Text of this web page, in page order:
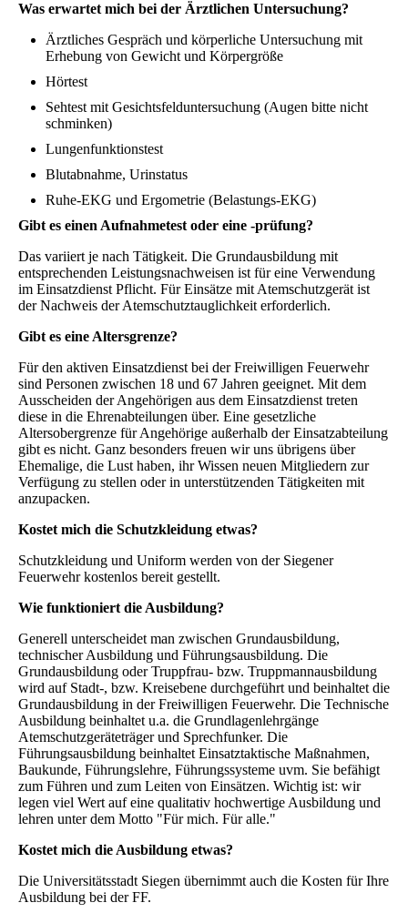
Was erwartet mich bei der Ärztlichen Untersuchung?
Ärztliches Gespräch und körperliche Untersuchung mit
Erhebung von Gewicht und Körpergröße
Hörtest
Sehtest mit Gesichtsfelduntersuchung (Augen bitte nicht
schminken)
Lungenfunktionstest
Blutabnahme, Urinstatus
Ruhe-EKG und Ergometrie (Belastungs-EKG)
Gibt es einen Aufnahmetest oder eine -prüfung?
Das variiert je nach Tätigkeit. Die Grundausbildung mit
entsprechenden Leistungsnachweisen ist für eine Verwendung
im Einsatzdienst Pflicht. Für Einsätze mit Atemschutzgerät ist
der Nachweis der Atemschutztauglichkeit erforderlich.
Gibt es eine Altersgrenze?
Für den aktiven Einsatzdienst bei der Freiwilligen Feuerwehr
sind Personen zwischen 18 und 67 Jahren geeignet. Mit dem
Ausscheiden der Angehörigen aus dem Einsatzdienst treten
diese in die Ehrenabteilungen über. Eine gesetzliche
Altersobergrenze für Angehörige außerhalb der Einsatzabteilung
gibt es nicht. Ganz besonders freuen wir uns übrigens über
Ehemalige, die Lust haben, ihr Wissen neuen Mitgliedern zur
Verfügung zu stellen oder in unterstützenden Tätigkeiten mit
anzupacken.
Kostet mich die Schutzkleidung etwas?
Schutzkleidung und Uniform werden von der Siegener
Feuerwehr kostenlos bereit gestellt.
Wie funktioniert die Ausbildung?
Generell unterscheidet man zwischen Grundausbildung,
technischer Ausbildung und Führungsausbildung. Die
Grundausbildung oder Truppfrau- bzw. Truppmannausbildung
wird auf Stadt-, bzw. Kreisebene durchgeführt und beinhaltet die
Grundausbildung in der Freiwilligen Feuerwehr. Die Technische
Ausbildung beinhaltet u.a. die Grundlagenlehrgänge
Atemschutzgeräteträger und Sprechfunker. Die
Führungsausbildung beinhaltet Einsatztaktische Maßnahmen,
Baukunde, Führungslehre, Führungssysteme uvm. Sie befähigt
zum Führen und zum Leiten von Einsätzen. Wichtig ist: wir
legen viel Wert auf eine qualitativ hochwertige Ausbildung und
lehren unter dem Motto "Für mich. Für alle."
Kostet mich die Ausbildung etwas?
Die Universitätsstadt Siegen übernimmt auch die Kosten für Ihre
Ausbildung bei der FF.